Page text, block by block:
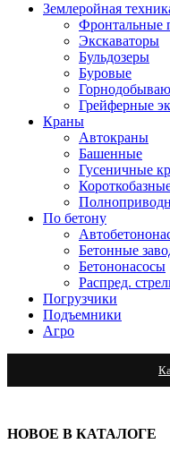
Землеройная
Фронтальные
Экскаваторы
Бульдозеры
Буровые
Грейферные
Краны
Автокраны
Башенные
Гусеничные
По бетону
Бетонные
Бетононасосы
Распред.
Погрузчики
Подъемники
Агро
НОВОЕ В КАТАЛОГЕ